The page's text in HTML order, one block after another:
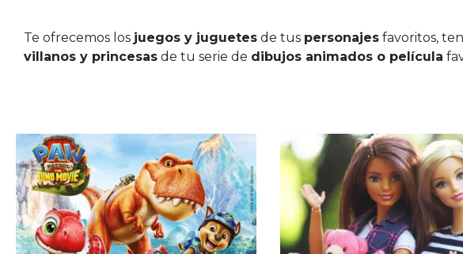
Te ofrecemos los juegos y juguetes de tus personajes favoritos,
villanos y princesas de tu serie de dibujos animados o película